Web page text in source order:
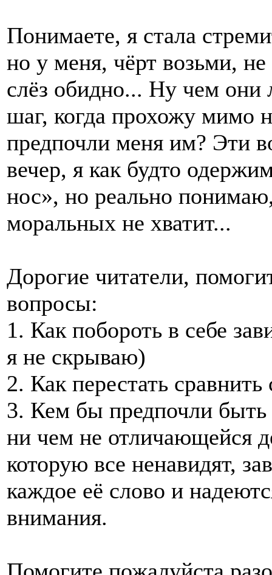
Понимаете, я стала
но у меня, чёрт возьми, не
слёз обидно... Ну чем
шаг, когда прохожу мимо
предпочли меня им? Эти
вечер, я как будто
нос», но реально
моральных не хватит...
Дорогие читатели,
вопросы:
1. Как побороть в себе
я не скрываю)
2. Как перестать
3. Кем бы предпочли
ни чем не отличающейся
которую все ненавидят,
каждое её слово и
внимания.